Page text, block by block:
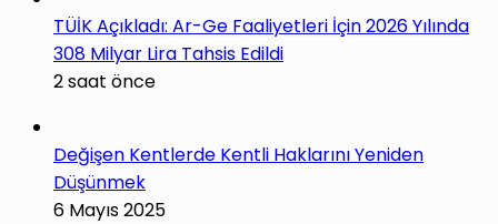
TÜİK Açıkladı: Ar-Ge Faaliyetleri İçin 2026 Yılında
308 Milyar Lira Tahsis Edildi
2 saat önce
Değişen Kentlerde Kentli Haklarını Yeniden
Düşünmek
6 Mayıs 2025